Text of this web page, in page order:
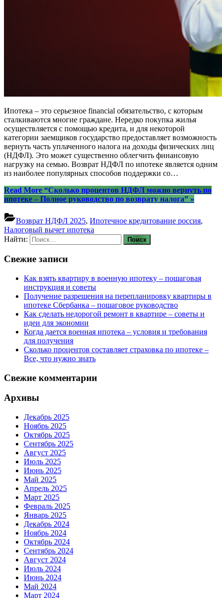
Ипотека – это серьезное financial обязательство, с которым
сталкиваются многие граждане. Нередко покупка жилья
осуществляется с помощью кредита, и для некоторой
категории заемщиков государство предоставляет возможность
вернуть часть уплаченного налога на доходы физических лиц
(НДФЛ). Это может существенно облегчить финансовую
нагрузку на семью. Возврат НДФЛ по ипотеке является одним
из наиболее популярных способов поддержки со…
Read More “Сколько процентов НДФЛ можно вернуть по
ипотеке – Полное руководство по возврату налога” »
Возврат НДФЛ 2025, Ипотечное кредитование россия,
Налоговый вычет ипотека
Найти:
Свежие записи
Как взять квартиру в военную ипотеку – пошаговая
инструкция и советы
Получение разрешения на перепланировку квартиры в
ипотеке Сбербанка – пошаговое руководство
Как сделать недорогой ремонт в квартире – советы и
идеи для экономии
Когда дается военная ипотека – условия и требования
для получения
Сколько процентов составляет страховка по ипотеке –
Все, что нужно знать
Свежие комментарии
Архивы
Декабрь 2025
Ноябрь 2025
Октябрь 2025
Сентябрь 2025
Август 2025
Июль 2025
Июнь 2025
Май 2025
Апрель 2025
Март 2025
Февраль 2025
Январь 2025
Декабрь 2024
Ноябрь 2024
Октябрь 2024
Сентябрь 2024
Август 2024
Июль 2024
Июнь 2024
Май 2024
Март 2024